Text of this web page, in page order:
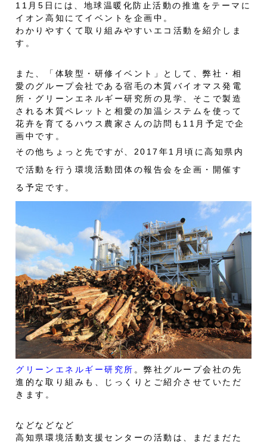
11月5日には、地球温暖化防止活動の推進をテーマに
イオン高知にてイベントを企画中。
わかりやすくて取り組みやすいエコ活動を紹介しま
す。
また、「体験型・研修イベント」として、弊社・相
愛のグループ会社である宿毛の木質バイオマス発電
所・グリーンエネルギー研究所の見学、そこで製造
される木質ペレットと相愛の加温システムを使って
花卉を育てるハウス農家さんの訪問も11月予定で企
画中です。
その他ちょっと先ですが、2017年1月頃に高知県内
で活動を行う環境活動団体の報告会を企画・開催す
る予定です。
グリーンエネルギー研究所 。弊社グループ会社の先
進的な取り組みも、じっくりとご紹介させていただ
きます。
などなどなど
高知県環境活動支援センターの活動は、まだまだた